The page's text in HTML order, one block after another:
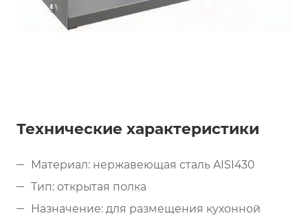
Технические характеристики
Материал: нержавеющая сталь AISI430
Тип: открытая полка
Назначение: для размещения кухонной